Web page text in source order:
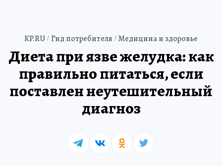
KP.RU Гид потребителя Медицина и здоровье
Диета при язве желудка: как
правильно питаться, если
поставлен неутешительный
диагноз